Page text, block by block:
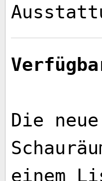
Die
einem